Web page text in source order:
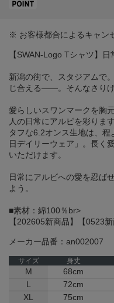
※ お客様都合によるキャン
【SWAN-Logo Tシャツ】
新潟の街で、スタジアムで
じ合える――。そんなさりげ
愛らしいスワンマークを胸
人の日常にアルビを彩ります
タフな6.2オンス生地は、
日デイリーウェア」。長く
いただけます。
日常にアルビへの愛を忍ば
よう。
■素材：綿100％br>
【202605新商品】【0523
メーカー品番：an002007
サイズ 身丈
M 68cm
L
72cm
XL
75cm